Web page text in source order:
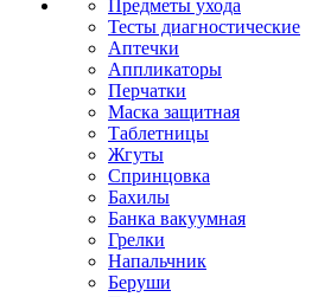
Предметы ухода
Тесты диагностические
Аптечки
Аппликаторы
Перчатки
Маска защитная
Таблетницы
Жгуты
Спринцовка
Бахилы
Банка вакуумная
Грелки
Напальчник
Беруши